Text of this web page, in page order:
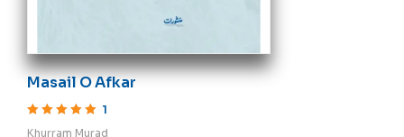
Masail O Afkar
1
Khurram Murad